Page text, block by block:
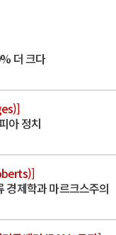
더 크다
아 정치
경제학과 마르크스주의